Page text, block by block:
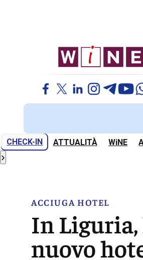
CHECK-IN ATTUALITÀ WiNE
›
ACCIUGA HOTEL
In Liguria,
nuovo